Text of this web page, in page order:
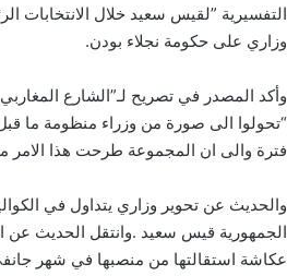
وزاري على حكومة نجلاء بودن.
‬فترة‭ ‬والى ان‭ ‬المجموعة‭ ‬طرحت‭ ‬هذا‭ ‬الامر‭ ‬منذ‭ ‬شهر‭ ‬ديسمبر‭ ‬المنقضي.‭
‬عكاشة‭ ‬استقالتها‭ ‬من‭ ‬منصبها‭ ‬في‭ ‬شهر‭ ‬جانفي‭ ‬المنقضي‭.‬